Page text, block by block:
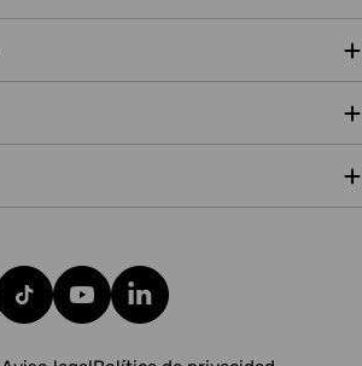
tiktok YouTubeTranslation missing: